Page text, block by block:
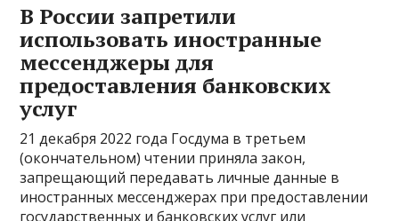
В России запретили
использовать иностранные
мессенджеры для
предоставления банковских
услуг
21 декабря 2022 года Госдума в третьем
(окончательном) чтении приняла закон,
запрещающий передавать личные данные в
иностранных мессенджерах при предоставлении
государственных и банковских услуг или